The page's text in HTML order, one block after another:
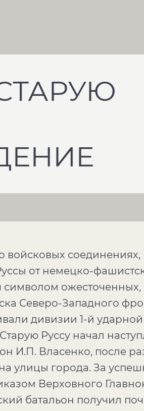
войсковых
от немецко-
символом
Северо-Западного
дивизии 1-й
Руссу начал
И.П. Власенко, после
улицы города. За
Верховного
батальон получил